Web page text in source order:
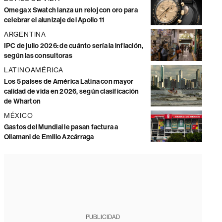
Omega x Swatch lanza un reloj con oro para
celebrar el alunizaje del Apollo 11
ARGENTINA
IPC de julio 2026: de cuánto sería la inflación,
según las consultoras
LATINOAMÉRICA
Los 5 países de América Latina con mayor
calidad de vida en 2026, según clasificación
de Wharton
MÉXICO
Gastos del Mundial le pasan factura a
Ollamani de Emilio Azcárraga
PUBLICIDAD